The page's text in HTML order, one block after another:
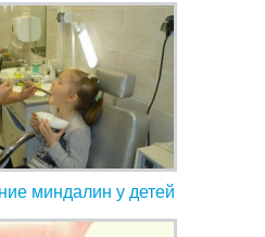
миндалин у детей